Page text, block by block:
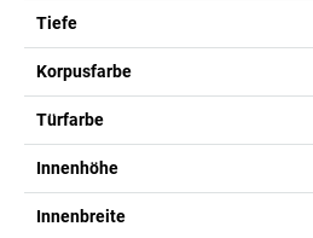
Tiefe
Korpusfarbe
Türfarbe
Innenhöhe
Innenbreite